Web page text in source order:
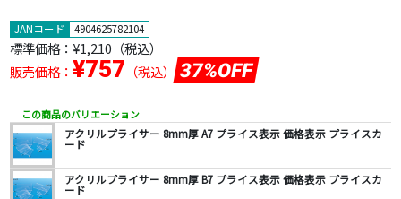
JANコード 4904625782104
標準価格： ¥1,210 （税込）
販売価格： ¥757 （税込） 37%OFF
この商品のバリエーション
アクリルプライサー 8mm厚 A7 プライス表示 価格表示 プライスカ
ード
アクリルプライサー 8mm厚 B7 プライス表示 価格表示 プライスカ
ード